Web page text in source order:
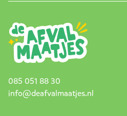
085 051 88 30
info@deafvalmaatjes.nl